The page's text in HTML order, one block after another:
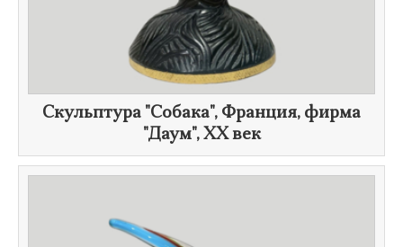
Скульптура "Собака", Франция, фирма
"Даум", ХХ век